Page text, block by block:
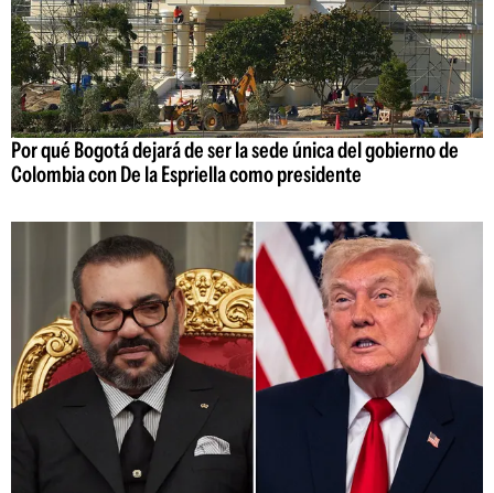
Por qué Bogotá dejará de ser la sede única del gobierno de
Colombia con De la Espriella como presidente